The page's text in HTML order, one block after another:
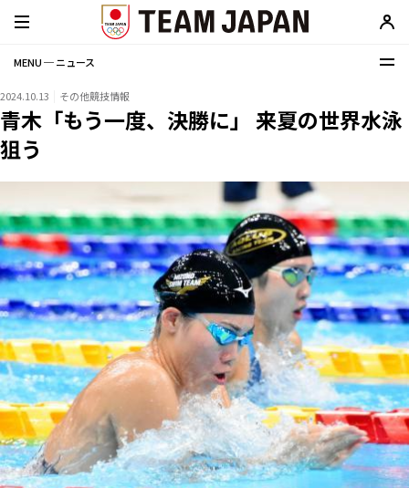
MENU ─ ニュース
2024.10.13 その他競技情報
青木「もう一度、決勝に」 来夏の世界水泳
狙う